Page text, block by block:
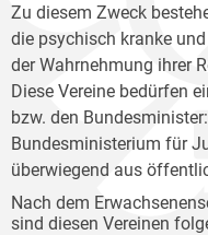
Zu diesem Zweck
die psychisch kranke
der Wahrnehmung ihrer
Diese Vereine bedürfen
bzw. den
Bundesministerium für
überwiegend aus
Nach dem
sind diesen Vereinen